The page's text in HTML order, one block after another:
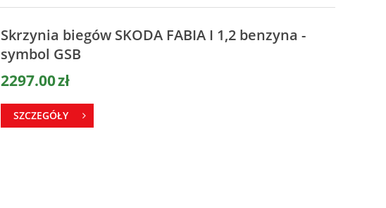
Skrzynia biegów SKODA FABIA I 1,2 benzyna -
symbol GSB
2297.00zł
SZCZEGÓŁY